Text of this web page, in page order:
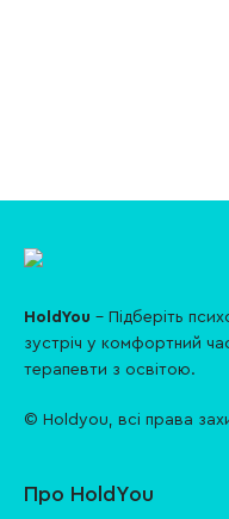
HoldYou - Підберіть
зуcтріч у комфортний
терапевти з освітою.
© Holdyou, всі права
Про HoldYou